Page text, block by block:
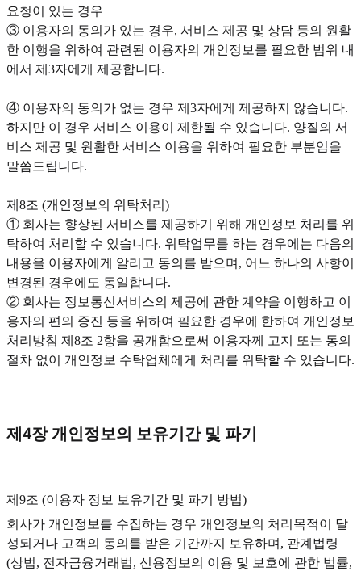
요청이 있는 경우
③ 이용자의 동의가 있는 경우, 서비스 제공 및 상담 등의 원활
한 이행을 위하여 관련된 이용자의 개인정보를 필요한 범위 내
에서 제3자에게 제공합니다.
④ 이용자의 동의가 없는 경우 제3자에게 제공하지 않습니다.
하지만 이 경우 서비스 이용이 제한될 수 있습니다. 양질의 서
비스 제공 및 원활한 서비스 이용을 위하여 필요한 부분임을
말씀드립니다.‍
제8조 (개인정보의 위탁처리)
① 회사는 향상된 서비스를 제공하기 위해 개인정보 처리를 위
탁하여 처리할 수 있습니다. 위탁업무를 하는 경우에는 다음의
내용을 이용자에게 알리고 동의를 받으며, 어느 하나의 사항이
변경된 경우에도 동일합니다.
② 회사는 정보통신서비스의 제공에 관한 계약을 이행하고 이
용자의 편의 증진 등을 위하여 필요한 경우에 한하여 개인정보
처리방침 제8조 2항을 공개함으로써 이용자께 고지 또는 동의
절차 없이 개인정보 수탁업체에게 처리를 위탁할 수 있습니다.
제4장 개인정보의 보유기간 및 파기
제9조 (이용자 정보 보유기간 및 파기 방법)‍
회사가 개인정보를 수집하는 경우 개인정보의 처리목적이 달
성되거나 고객의 동의를 받은 기간까지 보유하며, 관계법령
(상법, 전자금융거래법, 신용정보의 이용 및 보호에 관한 법률,